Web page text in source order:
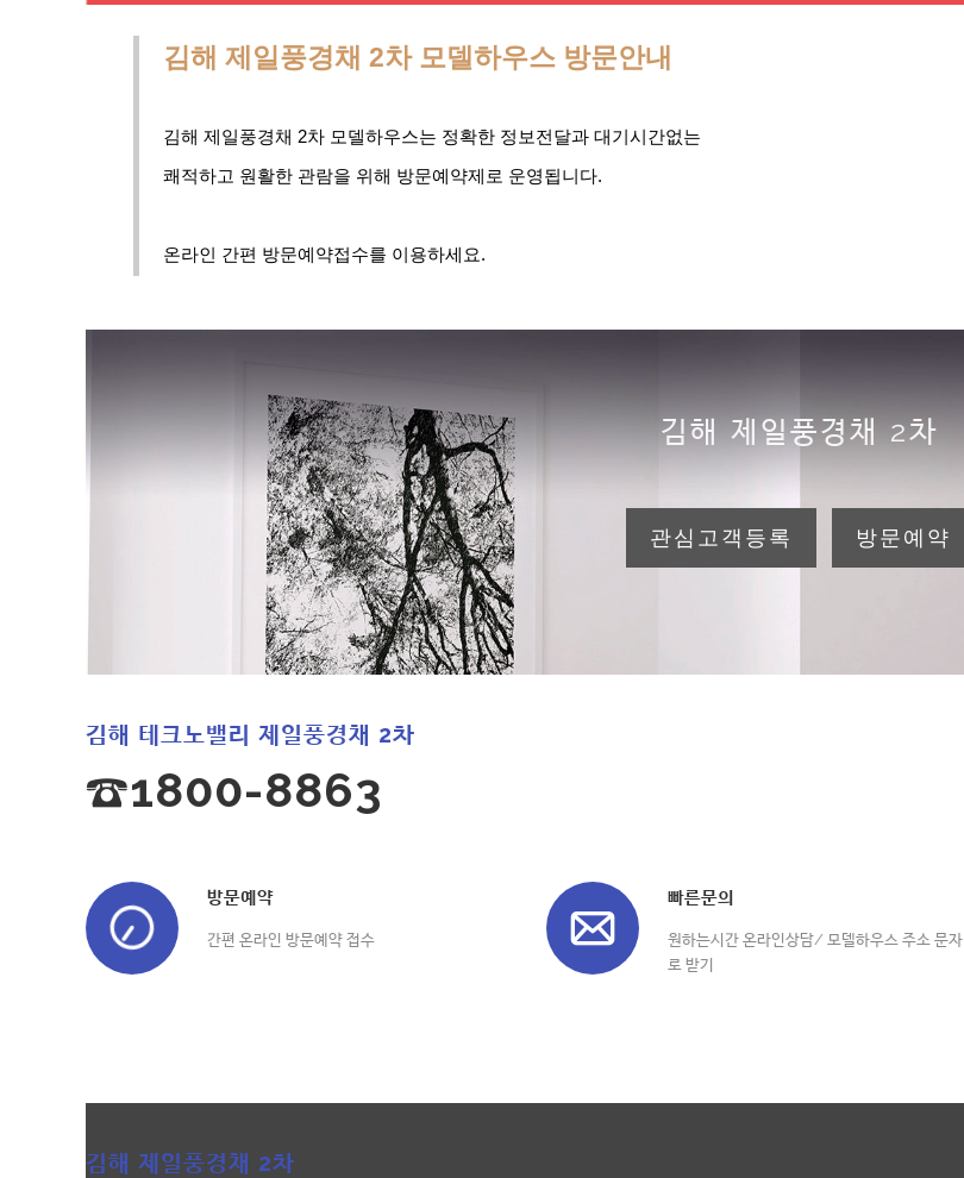
김해 제일풍경채 2차 모델하우스 방문안내
김해 제일풍경채 2차 모델하우스는 정확한 정보전달과 대기시간없는
쾌적하고 원활한 관람을 위해 방문예약제로 운영됩니다.
온라인 간편 방문예약접수를 이용하세요.
김해 제일풍경채 2차
관심고객등록 방문예약
김해 테크노밸리 제일풍경채 2차
☎1800-8863
방문예약
간편 온라인 방문예약 접수
빠른문의
원하는시간 온라인상담/ 모델하우스 주소 문자
로 받기
김해 제일풍경채 2차